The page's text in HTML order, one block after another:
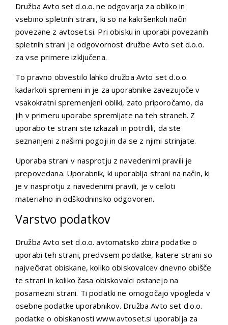
Družba Avto set d.o.o. ne odgovarja za obliko in
vsebino spletnih strani, ki so na kakršenkoli način
povezane z avtoset.si. Pri obisku in uporabi povezanih
spletnih strani je odgovornost družbe Avto set d.o.o.
za vse primere izključena.
To pravno obvestilo lahko družba Avto set d.o.o.
kadarkoli spremeni in je za uporabnike zavezujoče v
vsakokratni spremenjeni obliki, zato priporočamo, da
jih v primeru uporabe spremljate na teh straneh. Z
uporabo te strani ste izkazali in potrdili, da ste
seznanjeni z našimi pogoji in da se z njimi strinjate.
Uporaba strani v nasprotju z navedenimi pravili je
prepovedana. Uporabnik, ki uporablja strani na način, ki
je v nasprotju z navedenimi pravili, je v celoti
materialno in odškodninsko odgovoren.
Varstvo podatkov
Družba Avto set d.o.o. avtomatsko zbira podatke o
uporabi teh strani, predvsem podatke, katere strani so
največkrat obiskane, koliko obiskovalcev dnevno obišče
te strani in koliko časa obiskovalci ostanejo na
posamezni strani. Ti podatki ne omogočajo vpogleda v
osebne podatke uporabnikov. Družba Avto set d.o.o.
podatke o obiskanosti www.avtoset.si uporablja za